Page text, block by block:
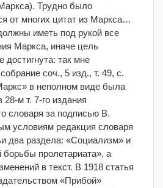
Трудно было
от многих цитат из Маркса…
иметь под рукой все
Маркса, иначе цель
так мне
соч., 5 изд., т. 49, с.
в неполном виде была
28-м т. 7-го издания
словаря за подписью В.
условиям редакция словаря
два раздела: «Социализм» и
борьбы пролетариата», а
в текст. В 1918 статья
«Прибой»